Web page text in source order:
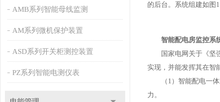
AMB系列智能母线监测
AM系列微机保护装置
ASD系列开关柜测控装置
PZ系列智能电测仪表
的后台。系统组建如图
智能配电房监控系
国家电网关于《坚强
实现，并能发挥其在智
（1）智能配电一体
力。